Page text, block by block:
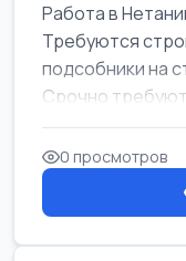
Работа в
Требуются
подсобники на
Срочно
0 просмотров